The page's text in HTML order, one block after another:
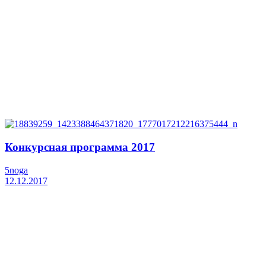
Конкурсная программа 2017
5noga
12.12.2017